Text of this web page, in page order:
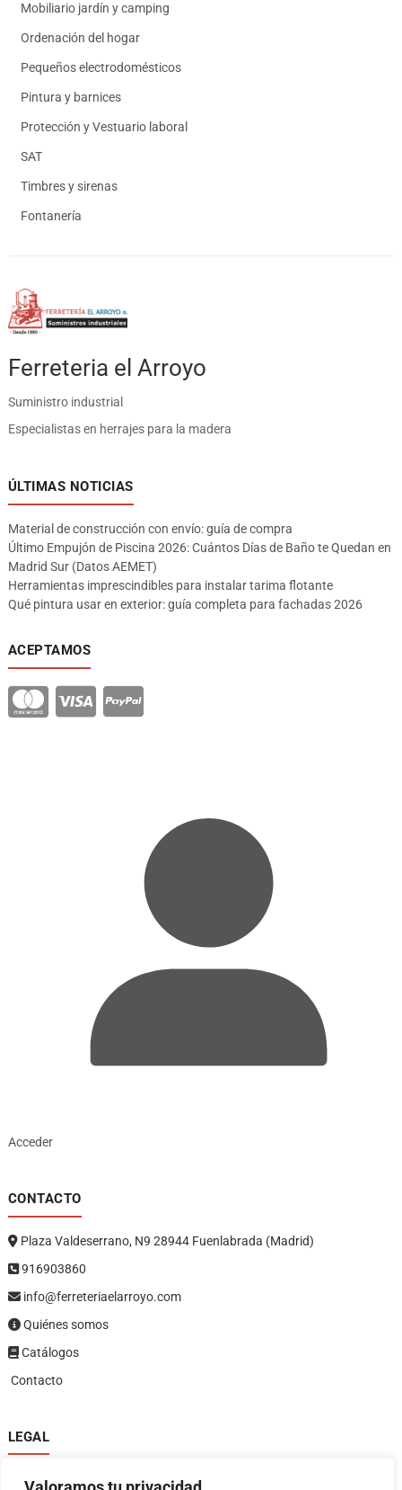
Mobiliario jardín y camping
Ordenación del hogar
Pequeños electrodomésticos
Pintura y barnices
Protección y Vestuario laboral
SAT
Timbres y sirenas
Fontanería
Ferreteria el Arroyo
Suministro industrial
Especialistas en herrajes para la madera
ÚLTIMAS NOTICIAS
Material de construcción con envío: guía de compra
Último Empujón de Piscina 2026: Cuántos Días de Baño te Quedan en
Madrid Sur (Datos AEMET)
Herramientas imprescindibles para instalar tarima flotante
Qué pintura usar en exterior: guía completa para fachadas 2026
ACEPTAMOS
Acceder
CONTACTO
Plaza Valdeserrano, N9 28944 Fuenlabrada (Madrid)
916903860
info@ferreteriaelarroyo.com
Quiénes somos
Catálogos
Contacto
LEGAL
Política de privacidad